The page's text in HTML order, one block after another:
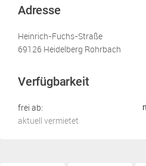
Adresse
Heinrich-Fuchs-Straße
69126 Heidelberg Rohrbach
Verfügbarkeit
frei ab:
aktuell vermietet